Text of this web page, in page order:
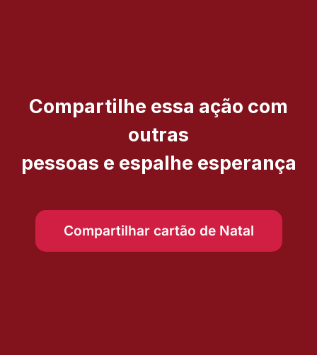
Compartilhe essa ação com
outras
pessoas e espalhe esperança
Compartilhar cartão de Natal